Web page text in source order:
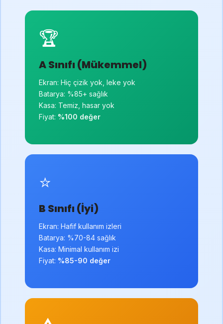
🏆
A Sınıfı (Mükemmel)
Ekran: Hiç çizik yok, leke yok
Batarya: %85+ sağlık
Kasa: Temiz, hasar yok
Fiyat: %100 değer
⭐
B Sınıfı (İyi)
Ekran: Hafif kullanım izleri
Batarya: %70-84 sağlık
Kasa: Minimal kullanım izi
Fiyat: %85-90 değer